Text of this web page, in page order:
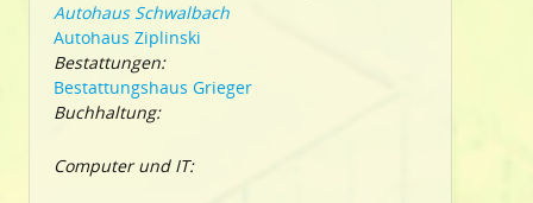
Autohaus Schwalbach
Autohaus Ziplinski
Bestattungen:
Bestattungshaus Grieger
Buchhaltung:
Computer und IT: